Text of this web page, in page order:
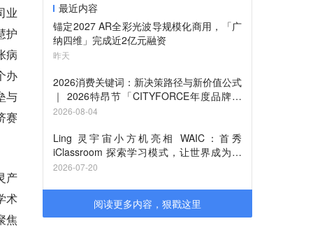
业
护
病
办
与
赛
产
术
焦
最近内容
锚定2027 AR全彩光波导规模化商用，「广
纳四维」完成近2亿元融资
昨天
2026消费关键词：新决策路径与新价值公式
｜ 2026特昂节「CITYFORCE年度品牌」
征集启动
2026-08-04
Ling 灵宇宙小方机亮相 WAIC：首秀
iClassroom 探索学习模式，让世界成为课
堂
2026-07-20
阅读更多内容，狠戳这里